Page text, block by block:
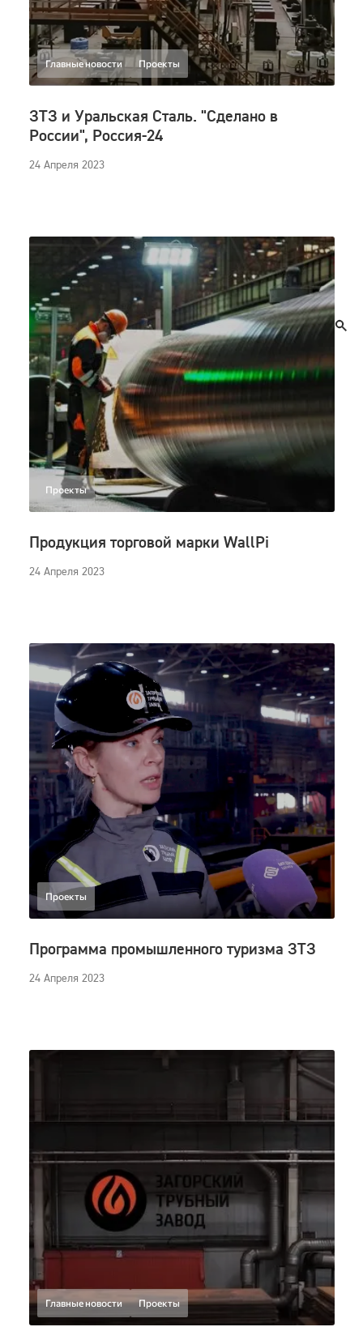
Главные новости Проекты
ЗТЗ и Уральская Сталь. "Сделано в
России", Россия-24
24 Апреля 2023
Проекты
Продукция торговой марки WallPi
24 Апреля 2023
Проекты
Программа промышленного туризма ЗТЗ
24 Апреля 2023
Главные новости Проекты